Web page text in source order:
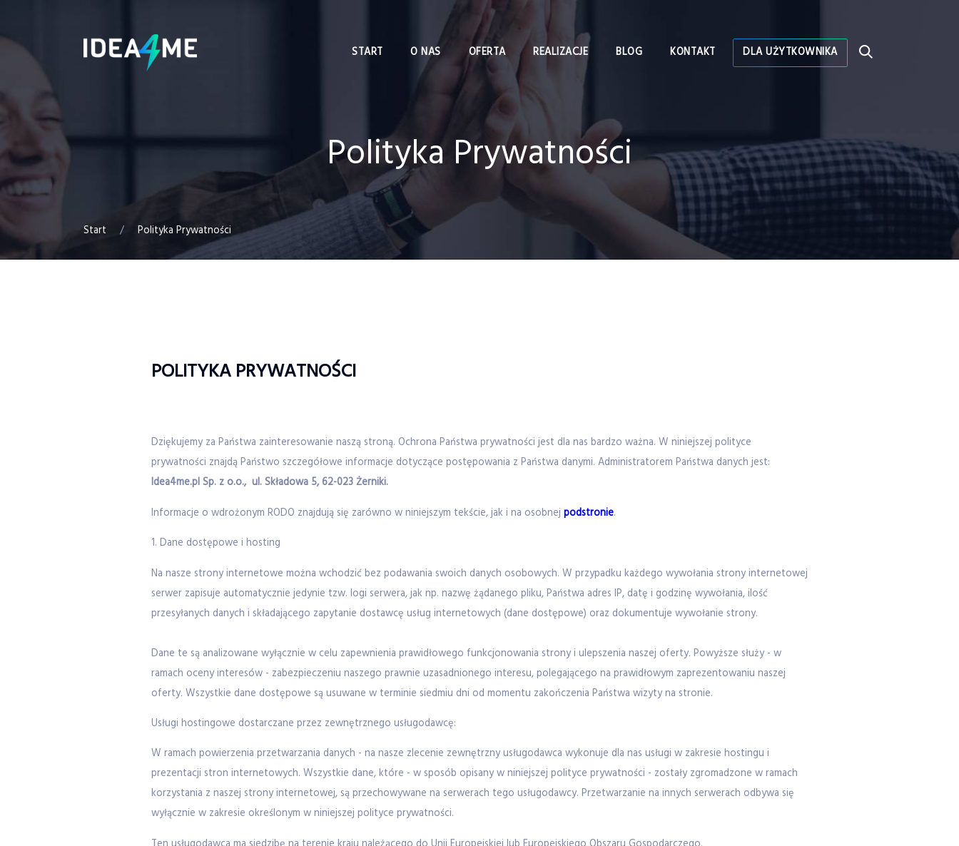
START O NAS OFERTA REALIZACJE BLOG KONTAKT DLA UŻYTKOWNIKA
Polityka Prywatności
Start / Polityka Prywatności
POLITYKA PRYWATNOŚCI
Dziękujemy za Państwa zainteresowanie naszą stroną. Ochrona Państwa prywatności jest dla nas bardzo ważna. W niniejszej polityce
prywatności znajdą Państwo szczegółowe informacje dotyczące postępowania z Państwa danymi. Administratorem Państwa danych jest:
Idea4me.pl Sp. z o.o., ul. Składowa 5, 62-023 Żerniki.
Informacje o wdrożonym RODO znajdują się zarówno w niniejszym tekście, jak i na osobnej podstronie.
1. Dane dostępowe i hosting
Na nasze strony internetowe można wchodzić bez podawania swoich danych osobowych. W przypadku każdego wywołania strony internetowej
serwer zapisuje automatycznie jedynie tzw. logi serwera, jak np. nazwę żądanego pliku, Państwa adres IP, datę i godzinę wywołania, ilość
przesyłanych danych i składającego zapytanie dostawcę usług internetowych (dane dostępowe) oraz dokumentuje wywołanie strony.
Dane te są analizowane wyłącznie w celu zapewnienia prawidłowego funkcjonowania strony i ulepszenia naszej oferty. Powyższe służy - w
ramach oceny interesów - zabezpieczeniu naszego prawnie uzasadnionego interesu, polegającego na prawidłowym zaprezentowaniu naszej
oferty. Wszystkie dane dostępowe są usuwane w terminie siedmiu dni od momentu zakończenia Państwa wizyty na stronie.
Usługi hostingowe dostarczane przez zewnętrznego usługodawcę:
W ramach powierzenia przetwarzania danych - na nasze zlecenie zewnętrzny usługodawca wykonuje dla nas usługi w zakresie hostingu i
prezentacji stron internetowych. Wszystkie dane, które - w sposób opisany w niniejszej polityce prywatności - zostały zgromadzone w ramach
korzystania z naszej strony internetowej, są przechowywane na serwerach tego usługodawcy. Przetwarzanie na innych serwerach odbywa się
wyłącznie w zakresie określonym w niniejszej polityce prywatności.